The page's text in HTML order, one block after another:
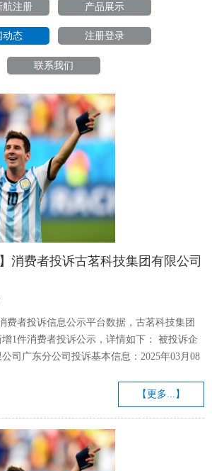
航注册 产品展示
动态 注册登录
联系我们
】消费者投诉古茗科技集团有限公司
费者投诉信息公示平台数据，古茗科技集团
1件消费者投诉公示，详情如下： 被投诉企
司广东分公司投诉基本信息：2025年03月08
买奶茶饮料。投诉问题：可能存在广告->虚假
题，要求退赔费用。处理结果：一方无故不参
诉时自...
【更多...】